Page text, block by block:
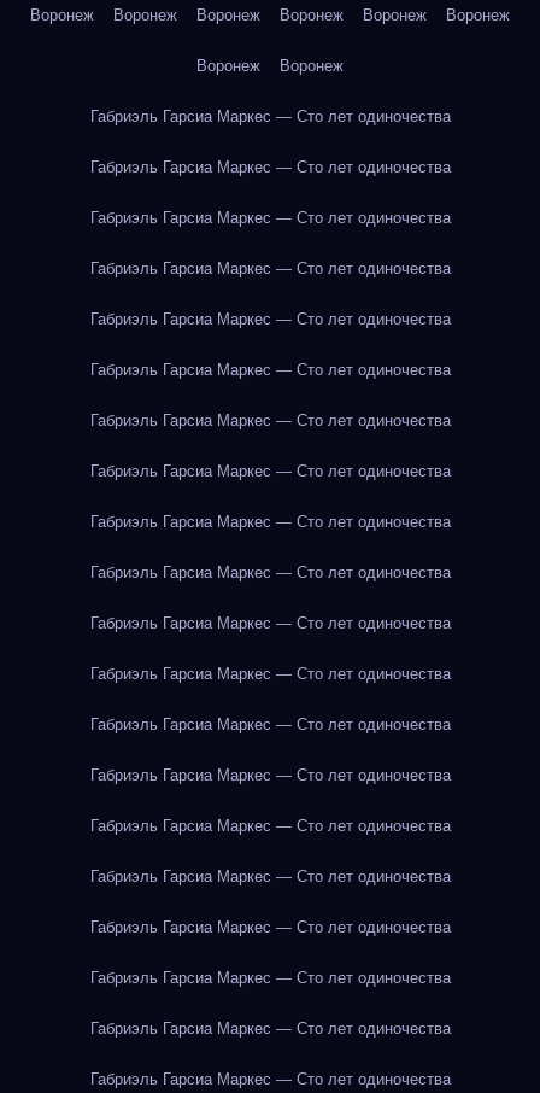
Воронеж Воронеж Воронеж Воронеж Воронеж Воронеж
Воронеж Воронеж
Габриэль Гарсиа Маркес — Сто лет одиночества
Габриэль Гарсиа Маркес — Сто лет одиночества
Габриэль Гарсиа Маркес — Сто лет одиночества
Габриэль Гарсиа Маркес — Сто лет одиночества
Габриэль Гарсиа Маркес — Сто лет одиночества
Габриэль Гарсиа Маркес — Сто лет одиночества
Габриэль Гарсиа Маркес — Сто лет одиночества
Габриэль Гарсиа Маркес — Сто лет одиночества
Габриэль Гарсиа Маркес — Сто лет одиночества
Габриэль Гарсиа Маркес — Сто лет одиночества
Габриэль Гарсиа Маркес — Сто лет одиночества
Габриэль Гарсиа Маркес — Сто лет одиночества
Габриэль Гарсиа Маркес — Сто лет одиночества
Габриэль Гарсиа Маркес — Сто лет одиночества
Габриэль Гарсиа Маркес — Сто лет одиночества
Габриэль Гарсиа Маркес — Сто лет одиночества
Габриэль Гарсиа Маркес — Сто лет одиночества
Габриэль Гарсиа Маркес — Сто лет одиночества
Габриэль Гарсиа Маркес — Сто лет одиночества
Габриэль Гарсиа Маркес — Сто лет одиночества